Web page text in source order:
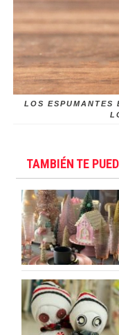
LOS ESPUMANTES
TAMBIÉN TE